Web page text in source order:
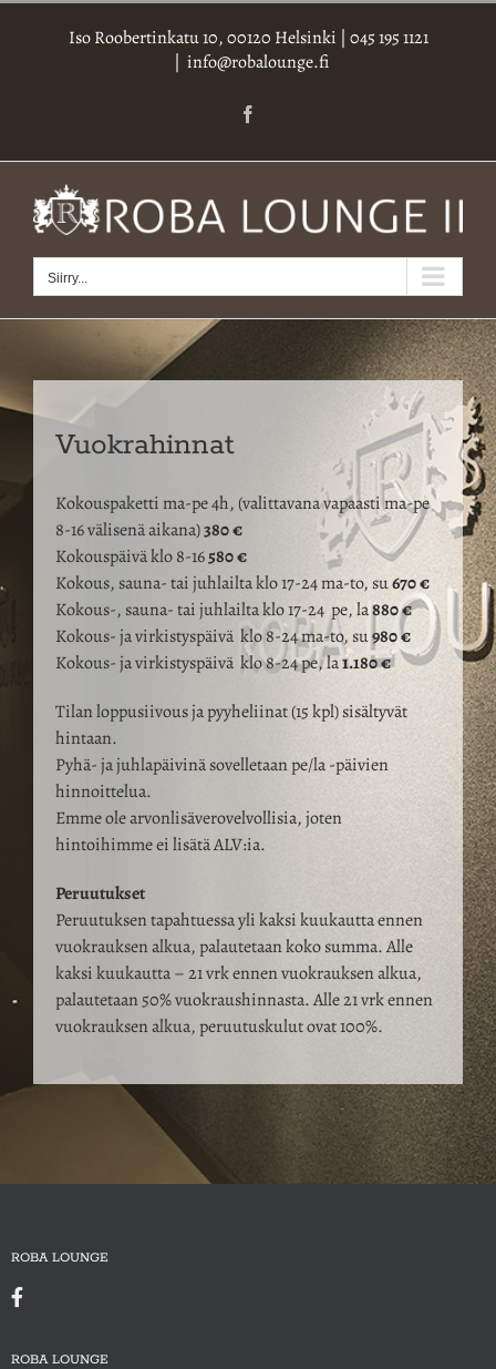
Iso Roobertinkatu 10, 00120 Helsinki | 045 195 1121
| info@robalounge.fi
Facebook
Siirry...
Vuokrahinnat
Kokouspaketti ma-pe 4h, (valittavana vapaasti ma-pe
8-16 välisenä aikana)380 €
Kokouspäivä klo 8-16580 €
Kokous, sauna- tai juhlailta klo 17-24 ma-to, su670 €
Kokous-, sauna- tai juhlailta klo 17-24 pe, la880 €
Kokous- ja virkistyspäivä klo 8-24 ma-to, su980 €
Kokous- ja virkistyspäivä klo 8-24 pe, la1.180 €
Tilan loppusiivous ja pyyheliinat (15 kpl) sisältyvät
hintaan.
Pyhä- ja juhlapäivinä sovelletaan pe/la -päivien
hinnoittelua.
Emme ole arvonlisäverovelvollisia, joten
hintoihimme ei lisätä ALV:ia.
Peruutukset
Peruutuksen tapahtuessa yli kaksi kuukautta ennen
vuokrauksen alkua, palautetaan koko summa. Alle
kaksi kuukautta – 21 vrk ennen vuokrauksen alkua,
palautetaan 50% vuokraushinnasta. Alle 21 vrk ennen
vuokrauksen alkua, peruutuskulut ovat 100%.
ROBA LOUNGE
ROBA LOUNGE